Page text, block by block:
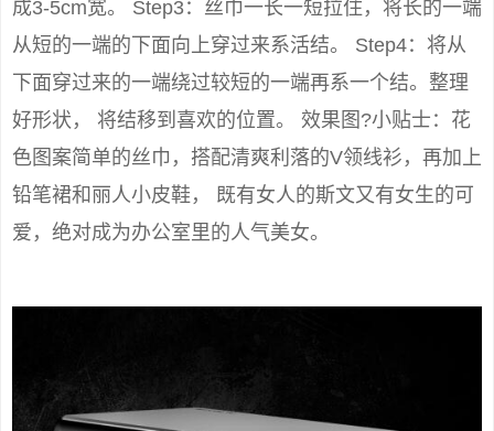
成3-5cm宽。 Step3：丝巾一长一短拉住，将长的一端
从短的一端的下面向上穿过来系活结。 Step4：将从
下面穿过来的一端绕过较短的一端再系一个结。整理
好形状， 将结移到喜欢的位置。 效果图?小贴士：花
色图案简单的丝巾，搭配清爽利落的V领线衫，再加上
铅笔裙和丽人小皮鞋， 既有女人的斯文又有女生的可
爱，绝对成为办公室里的人气美女。